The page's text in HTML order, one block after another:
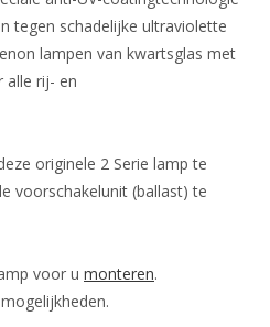
tegen schadelijke ultraviolette
lampen van kwartsglas met
alle rij- en
originele 2 Serie lamp te
voorschakelunit (ballast) te
voor u monteren.